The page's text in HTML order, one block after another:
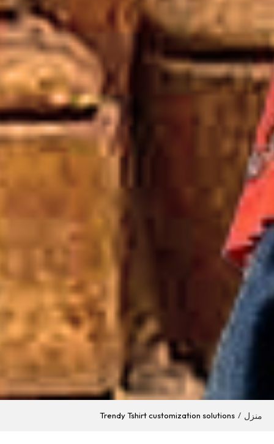
منزل /
Trendy Tshirt customization solutions